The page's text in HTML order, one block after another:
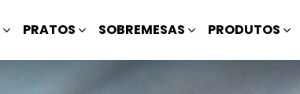
PRATOS SOBREMESAS PRODUTOS